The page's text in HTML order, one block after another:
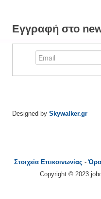
Εγγραφή στο
Designed by Skywalker.gr
Στοιχεία Επικοινωνίας -
Copyright © 2023